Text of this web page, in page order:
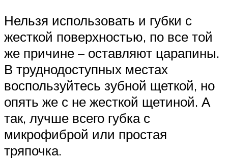
Нельзя использовать и губки с
жесткой поверхностью, по все той
же причине – оставляют царапины.
В труднодоступных местах
воспользуйтесь зубной щеткой, но
опять же с не жесткой щетиной. А
так, лучше всего губка с
микрофиброй или простая
тряпочка.